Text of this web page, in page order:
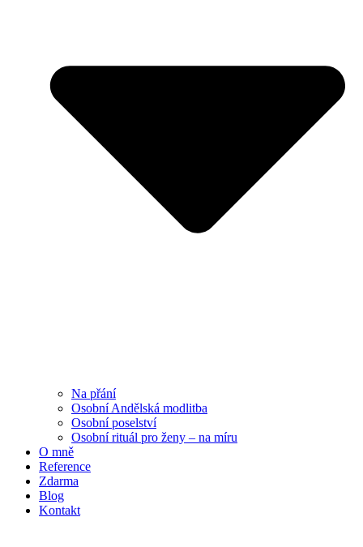
Na přání
Osobní Andělská modlitba
Osobní poselství
Osobní rituál pro ženy – na míru
O mně
Reference
Zdarma
Blog
Kontakt